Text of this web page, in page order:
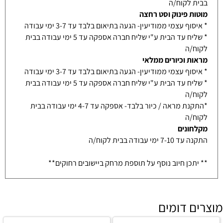
בבית לקוח/ה
מוטות פינוק וסט רחצה
* איסוף עצמי ממודיעין- הגעה בתיאום בלבד עד 3-7 ימי עבודה
* שליח עד הבית ע"י שליח חברה אספקה עד 5 ימי עבודה בבית
לקוח/ה
מראות וכיורים ממלאי
* איסוף עצמי ממודיעין- הגעה בתיאום בלבד עד 3-7 ימי עבודה
* שליח עד הבית ע"י שליח חברה אספקה עד 5 ימי עבודה בבית
לקוח/ה
*התקנת מראה / כיור בלבד- אספקה עד 4-7 ימי עבודה בבית
לקוח/ה
מקלחונים
התקנה עד 7-10 ימי עבודה בבית לקוח/ה
** יתכן חיוב נוסף על תוספת מרחק ביישובים רחוקים**
מוצרים דומים